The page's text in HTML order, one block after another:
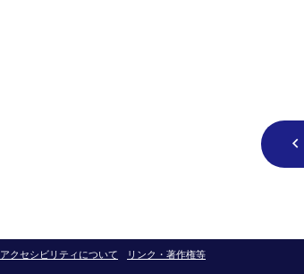
chevron_left
アクセシビリティについて リンク・著作権等